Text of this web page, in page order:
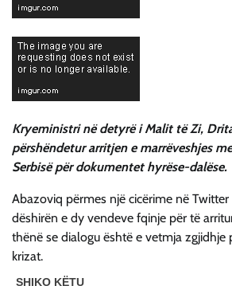
Kryeministri në detyrë i Malit të Zi,
përshëndetur arritjen e marrëveshjes
Serbisë për dokumentet hyrëse-dalëse.
Abazoviq përmes një cicërime në
dëshirën e dy vendeve fqinje për të
thënë se dialogu është e vetmja zgjidhje
krizat.